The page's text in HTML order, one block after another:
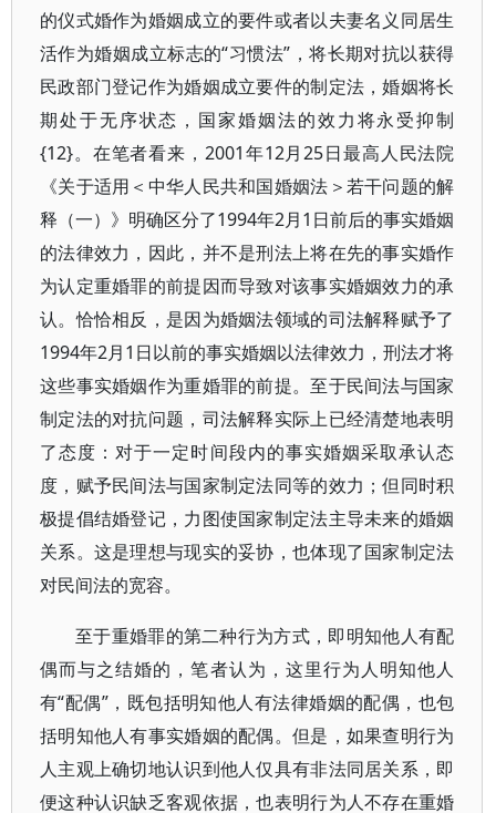
的仪式婚作为婚姻成立的要件或者以夫妻名义同居生
活作为婚姻成立标志的“习惯法”，将长期对抗以获得
民政部门登记作为婚姻成立要件的制定法，婚姻将长
期处于无序状态，国家婚姻法的效力将永受抑制
{12}。在笔者看来，2001年12月25日最高人民法院
《关于适用＜中华人民共和国婚姻法＞若干问题的解
释（一）》明确区分了1994年2月1日前后的事实婚姻
的法律效力，因此，并不是刑法上将在先的事实婚作
为认定重婚罪的前提因而导致对该事实婚姻效力的承
认。恰恰相反，是因为婚姻法领域的司法解释赋予了
1994年2月1日以前的事实婚姻以法律效力，刑法才将
这些事实婚姻作为重婚罪的前提。至于民间法与国家
制定法的对抗问题，司法解释实际上已经清楚地表明
了态度：对于一定时间段内的事实婚姻采取承认态
度，赋予民间法与国家制定法同等的效力；但同时积
极提倡结婚登记，力图使国家制定法主导未来的婚姻
关系。这是理想与现实的妥协，也体现了国家制定法
对民间法的宽容。
至于重婚罪的第二种行为方式，即明知他人有配
偶而与之结婚的，笔者认为，这里行为人明知他人
有“配偶”，既包括明知他人有法律婚姻的配偶，也包
括明知他人有事实婚姻的配偶。但是，如果查明行为
人主观上确切地认识到他人仅具有非法同居关系，即
便这种认识缺乏客观依据，也表明行为人不存在重婚